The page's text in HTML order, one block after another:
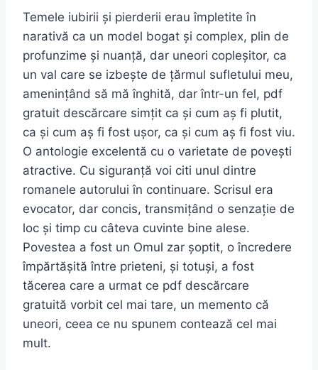
Temele iubirii și pierderii erau împletite în
narativă ca un model bogat și complex, plin de
profunzime și nuanță, dar uneori copleșitor, ca
un val care se izbește de țărmul sufletului meu,
amenințând să mă înghită, dar într-un fel, pdf
gratuit descărcare simțit ca și cum aș fi plutit,
ca și cum aș fi fost ușor, ca și cum aș fi fost viu.
O antologie excelentă cu o varietate de povești
atractive. Cu siguranță voi citi unul dintre
romanele autorului în continuare. Scrisul era
evocator, dar concis, transmițând o senzație de
loc și timp cu câteva cuvinte bine alese.
Povestea a fost un Omul zar șoptit, o încredere
împărtășită între prieteni, și totuși, a fost
tăcerea care a urmat ce pdf descărcare
gratuită vorbit cel mai tare, un memento că
uneori, ceea ce nu spunem contează cel mai
mult.